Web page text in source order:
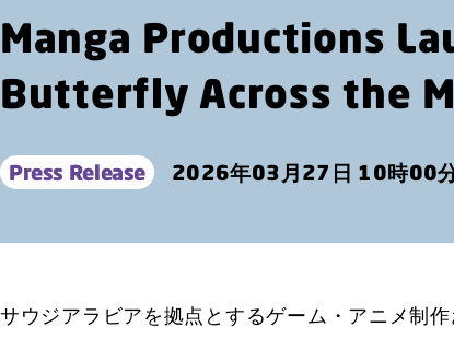
Manga Productions
Butterfly Across the
Press Release 2026年03月27日 10時00
サウジアラビアを拠点とするゲーム・アニメ制